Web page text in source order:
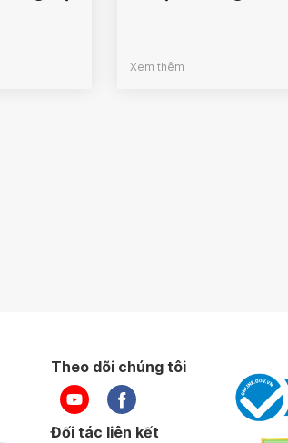
Xem thêm
Theo dõi chúng tôi
Đối tác liên kết